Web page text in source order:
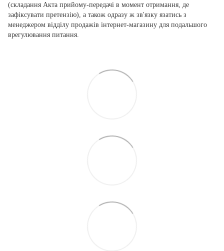
(складання Акта прийому-передачі в момент отримання, де
зафіксувати претензію), а також одразу ж зв'язку язатись з
менеджером відділу продажів інтернет-магазину для подальшого
врегулювання питання.